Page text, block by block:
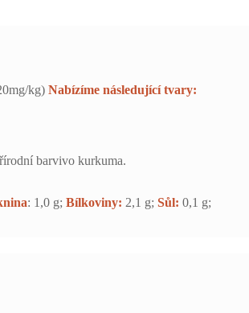
kg) Nabízíme následující tvary:
barvivo kurkuma.
: 1,0 g; Bílkoviny: 2,1 g; Sůl: 0,1 g;